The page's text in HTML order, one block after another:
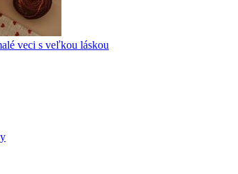
veci s veľkou láskou